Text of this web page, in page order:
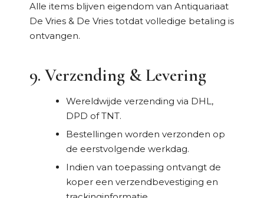
Alle items blijven eigendom van Antiquariaat
De Vries & De Vries totdat volledige betaling is
ontvangen.
9. Verzending & Levering
Wereldwijde verzending via DHL,
DPD of TNT.
Bestellingen worden verzonden op
de eerstvolgende werkdag.
Indien van toepassing ontvangt de
koper een verzendbevestiging en